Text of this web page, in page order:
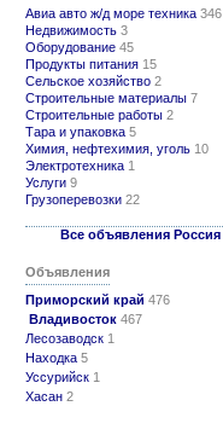
Авиа авто ж/д море техника 346
Недвижимость 3
Оборудование 45
Продукты питания 15
Сельское хозяйство 2
Строительные материалы 7
Строительные работы 2
Тара и упаковка 5
Химия, нефтехимия, уголь 10
Электротехника 1
Услуги 9
Грузоперевозки 22
Все объявления Россия
Объявления
Приморский край 476
Владивосток 467
Лесозаводск 1
Находка 5
Уссурийск 1
Хасан 2